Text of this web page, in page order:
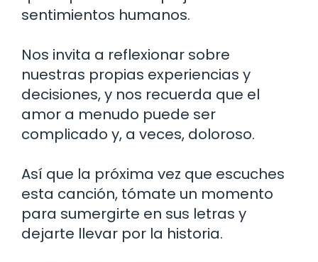
sentimientos humanos.
Nos invita a reflexionar sobre
nuestras propias experiencias y
decisiones, y nos recuerda que el
amor a menudo puede ser
complicado y, a veces, doloroso.
Así que la próxima vez que escuches
esta canción, tómate un momento
para sumergirte en sus letras y
dejarte llevar por la historia.